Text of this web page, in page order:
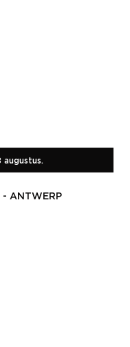
- ANTWERP